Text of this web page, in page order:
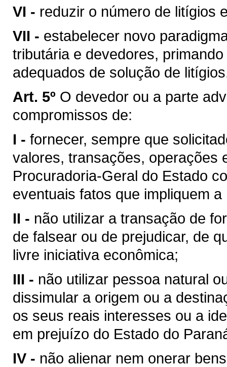
VI - reduzir o número de litígios
VII - estabelecer novo
tributária e devedores,
adequados de solução de
Art. 5º O devedor ou a parte
compromissos de:
I - fornecer, sempre que
valores, transações, operações
Procuradoria-Geral do Estado
eventuais fatos que impliquem
II - não utilizar a transação de
de falsear ou de prejudicar, de
livre iniciativa econômica;
III - não utilizar pessoa natural
dissimular a origem ou a
os seus reais interesses ou a
em prejuízo do Estado do
IV - não alienar nem onerar